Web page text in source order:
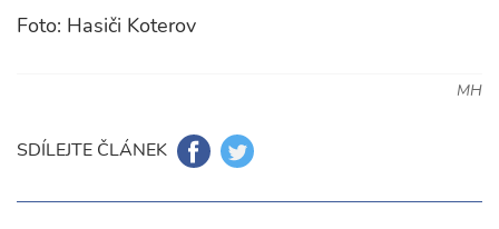
Foto: Hasiči Koterov
MH
SDÍLEJTE ČLÁNEK